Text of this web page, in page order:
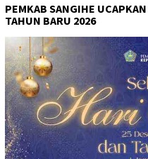
PEMKAB SANGIHE
TAHUN BARU 2026